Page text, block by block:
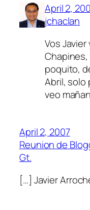
April 2,
jchaclan
Vos
poquito,
Abril, solo
veo
April 2, 2007
Reunion de
Gt.
[…] Javier